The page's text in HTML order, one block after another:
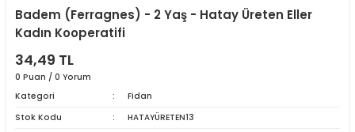
Badem (Ferragnes) - 2 Yaş - Hatay Üreten Eller
Kadın Kooperatifi
34,49 TL
0 Puan / 0 Yorum
Kategori
Fidan
Stok Kodu
HATAYÜRETEN13